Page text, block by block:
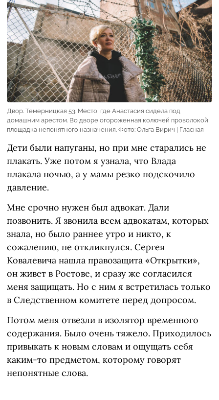
Двор. Темерницкая 53. Место, где Анастасия сидела под
домашним арестом. Во дворе огороженная колючей проволокой
площадка непонятного назначения. Фото: Ольга Вирич | Гласная
Дети были напуганы, но при мне старались не
плакать. Уже потом я узнала, что Влада
плакала ночью, а у мамы резко подскочило
давление.
Мне срочно нужен был адвокат. Дали
позвонить. Я звонила всем адвокатам, которых
знала, но было раннее утро и никто, к
сожалению, не откликнулся. Сергея
Ковалевича нашла правозащита «Открытки»,
он живет в Ростове, и сразу же согласился
меня защищать. Но с ним я встретилась только
в Следственном комитете перед допросом.
Потом меня отвезли в изолятор временного
содержания. Было очень тяжело. Приходилось
привыкать к новым словам и ощущать себя
каким-то предметом, которому говорят
непонятные слова.